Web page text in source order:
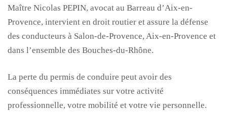
Maître Nicolas PEPIN, avocat au Barreau d’Aix-en-
Provence, intervient en droit routier et assure la défense
des conducteurs à Salon-de-Provence, Aix-en-Provence et
dans l’ensemble des Bouches-du-Rhône.
La perte du permis de conduire peut avoir des
conséquences immédiates sur votre activité
professionnelle, votre mobilité et votre vie personnelle.